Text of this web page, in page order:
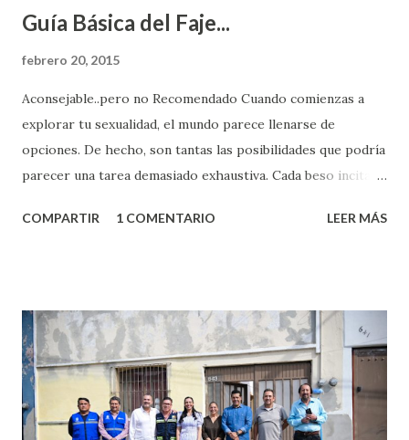
Guía Básica del Faje...
febrero 20, 2015
Aconsejable..pero no Recomendado Cuando comienzas a
explorar tu sexualidad, el mundo parece llenarse de
opciones. De hecho, son tantas las posibilidades que podría
parecer una tarea demasiado exhaustiva. Cada beso incita
partes de ti que jamás hubieras imaginado. El problema es
conoces ni la mitad de lo que deberías saber. Pero incluso
quienes ya han tenido relaciones sexuales no son expertos
o expertas en el tema. Siempre hay algo nuevo que
aprender y nuevas experiencias que conocer. Si eres una
chica y aún no has tenido relaciones sexuales, tal vez
COMPARTIR 1 COMENTARIO LEER MÁS